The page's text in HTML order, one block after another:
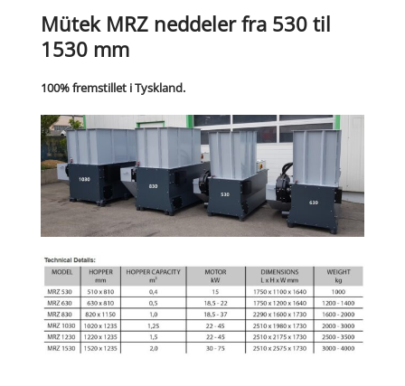
Mütek MRZ neddeler fra 530 til
1530 mm
100% fremstillet i Tyskland.